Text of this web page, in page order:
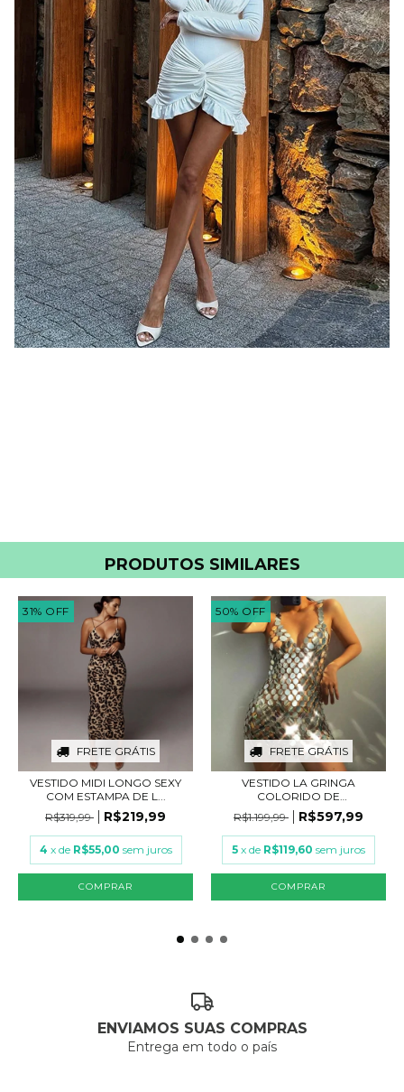
PRODUTOS SIMILARES
31% OFF
FRETE GRÁTIS
VESTIDO MIDI LONGO SEXY
COM ESTAMPA DE L...
R$319,99
R$219,99
4 x de R$55,00 sem juros
COMPRAR
50% OFF
FRETE GRÁTIS
VESTIDO LA GRINGA
COLORIDO DE
LANTEJOULA...
R$1.199,99 R$597,99
5 x de R$119,60 sem juros
COMPRAR
ENVIAMOS SUAS COMPRAS
Entrega em todo o país